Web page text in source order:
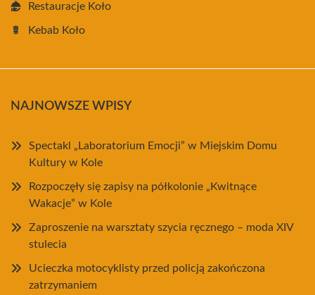
Restauracje Koło
Kebab Koło
NAJNOWSZE WPISY
Spectakl „Laboratorium Emocji” w Miejskim Domu
Kultury w Kole
Rozpoczęły się zapisy na półkolonie „Kwitnące
Wakacje” w Kole
Zaproszenie na warsztaty szycia ręcznego – moda XIV
stulecia
Ucieczka motocyklisty przed policją zakończona
zatrzymaniem